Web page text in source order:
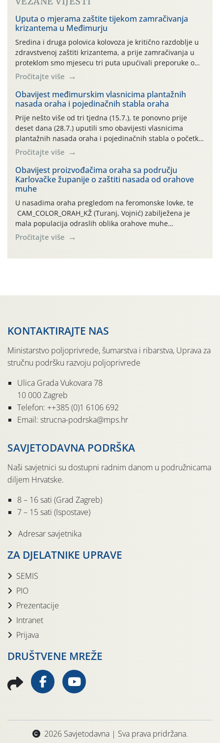
Uputa o mjerama zaštite tijekom zamračivanja
krizantema u Međimurju
Sredina i druga polovica kolovoza je kritično razdoblje u
zdravstvenoj zaštiti krizantema, a prije zamračivanja u
proteklom smo mjesecu tri puta upućivali preporuke o
preventivnim mjerama zaštite krizantema od najčešćih
uzročnika bolesti, štetnika i fito-fagnih grinja (23.7., 14.7.,
06.7.)! Na početku ovog mjeseca je zabilježeno je
povijesno i ekstremno vruće meteorološko razdoblje, uz
najviše temperature […]
Pročitajte više
Obavijest međimurskim vlasnicima plantažnih
nasada oraha i pojedinačnih stabla oraha
Prije nešto više od tri tjedna (15.7.), te ponovno prije
deset dana (28.7.) uputili smo obavijesti vlasnicima
plantažnih nasada oraha i pojedinačnih stabla o početku
leta i ovogodišnjoj potrebi usmjerenog suzbijanja
orahove muhe (Rhagoletis completa)! Već dvanaest dana
traje drugi ovogodišnji “toplinski udar”, koji naročito
izražen zadnja šest dana (31.7.-05.8.), jer najviše
temperature zraka svakodnevno […]
Pročitajte više
Obavijest proizvođačima oraha sa području
Karlovačke županije o zaštiti nasada od orahove
muhe
U nasadima oraha pregledom na feromonske lovke, te
CAM_COLOR_ORAH_KŽ (Turanj, Vojnić) zabilježena je
mala populacija odraslih oblika orahove muhe
(Rhagoletis completa). Niska brojnost može se objasniti
činjenicom da je riječ o mladim nasadima s vrlo malim
Pročitajte više
KONTAKTIRAJTE NAS
Ministarstvo poljoprivrede, šumarstva i ribarstva, Uprava za
stručnu podršku razvoju poljoprivrede
Ulica Grada Vukovara 78
10 000 Zagreb
Telefon: ++385 (0)1 6106 692
Email: strucna-podrska@mps.hr
SAVJETODAVNA PODRŠKA
Naši savjetnici su dostupni radnim danom u podružnicama
diljem Hrvatske.
8 – 16 sati (Grad Zagreb)
7 – 15 sati (Ispostave)
Adresar savjetnika
ZA DJELATNIKE UPRAVE
SEMIS
PIO
Prezentacije
Intranet
Prijava
DRUŠTVENE MREŽE
2026 Savjetodavna | Sva prava pridržana.